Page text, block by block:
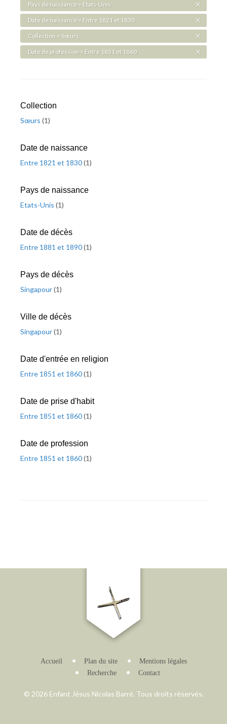
Pays de naissance > Etats-Unis
Date de naissance > Entre 1821 et 1830
Collection > Sœurs
Date de profession > Entre 1851 et 1860
Collection
Sœurs (1)
Date de naissance
Entre 1821 et 1830(1)
Pays de naissance
Etats-Unis (1)
Date de décès
Entre 1881 et 1890(1)
Pays de décès
Singapour(1)
Ville de décès
Singapour(1)
Date d'entrée en religion
Entre 1851 et 1860(1)
Date de prise d'habit
Entre 1851 et 1860(1)
Date de profession
Entre 1851 et 1860(1)
Accueil Plan du site
Mentions légales
Recherche
Contact
© 2026 Enfant Jésus Nicolas Barré. Tous droits réservés.